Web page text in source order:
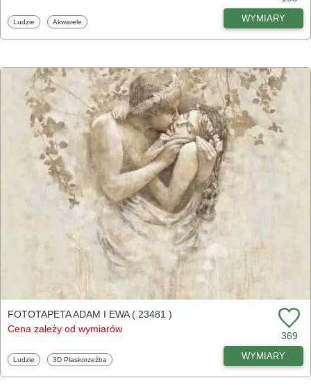
Fototapety
Ludzie Fototapety
Akwarele WYMIARY
FOTOTAPETA ADAM I EWA ( 23481 )
Cena zależy od wymiarów
369
Fototapety
Ludzie Fototapety
3D Płaskorzeźba WYMIARY